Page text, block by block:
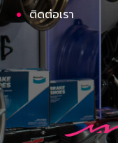
ติดต่อเรา